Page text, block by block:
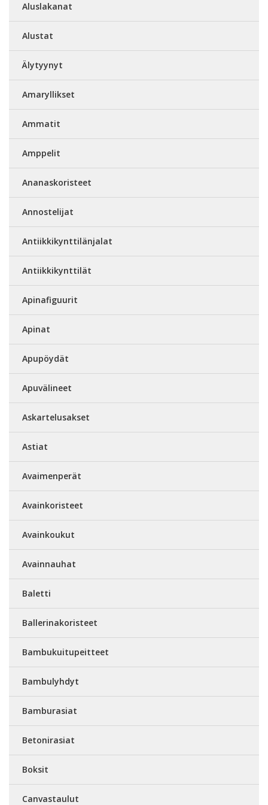
Aluslakanat
Alustat
Älytyynyt
Amaryllikset
Ammatit
Amppelit
Ananaskoristeet
Annostelijat
Antiikkikynttilänjalat
Antiikkikynttilät
Apinafiguurit
Apinat
Apupöydät
Apuvälineet
Askartelusakset
Astiat
Avaimenperät
Avainkoristeet
Avainkoukut
Avainnauhat
Baletti
Ballerinakoristeet
Bambukuitupeitteet
Bambulyhdyt
Bamburasiat
Betonirasiat
Boksit
Canvastaulut